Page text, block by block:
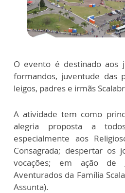
O evento é destinado aos
formandos, juventude das
leigos, padres e irmãs
A atividade tem como
alegria proposta a
especialmente aos
Consagrada; despertar os
vocações; em ação de
Aventurados da Família
Assunta).